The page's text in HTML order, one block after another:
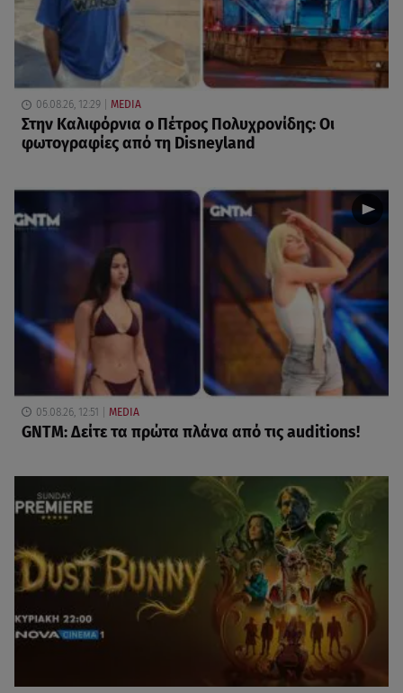
06.08.26, 12:29 MEDIA
Στην Καλιφόρνια ο Πέτρος Πολυχρονίδης: Οι
φωτογραφίες από τη Disneyland
05.08.26, 12:51 MEDIA
GNTM: Δείτε τα πρώτα πλάνα από τις auditions!